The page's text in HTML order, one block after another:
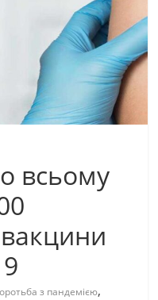
всьому
з пандемією,